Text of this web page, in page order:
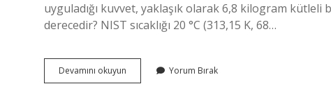
uyguladığı kuvvet, yaklaşık olarak 6,8 kilogram kütleli
derecedir? NIST sıcaklığı 20 °C (313,15 K, 68…
Devamını okuyun
Kaç
Yorum Bırak